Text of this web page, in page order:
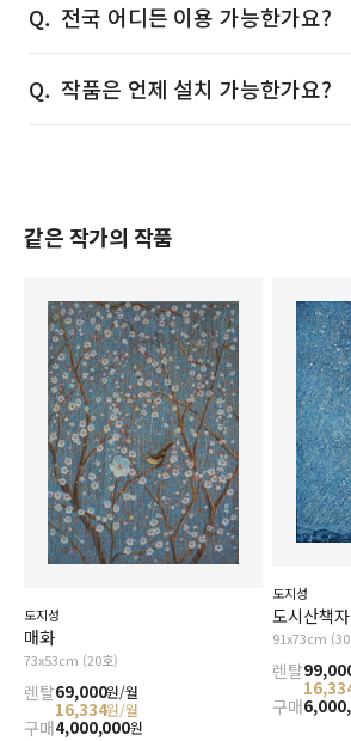
전국 어디든 이용 가능한가요?
작품은 언제 설치 가능한가요?
같은 작가의 작품
도지성
매화
73x53cm (20호)
렌탈69,000원/월
16,334원/월
구매4,000,000원
도지성
도시산책
91x73cm
렌탈
구매